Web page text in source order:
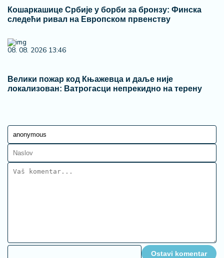
Кошаркашице Србије у борби за бронзу: Финска
следећи ривал на Европском првенству
08. 08. 2026 13:46
Велики пожар код Књажевца и даље није
локализован: Ватрогасци непрекидно на терену
Ostavi komentar